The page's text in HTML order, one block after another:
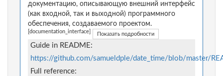
документацию, описывающую внешний интерфейс
(как входной, так и выходной) программного
обеспечения, создаваемого проектом.
[documentation_interface] Показать подробности
Guide in README:
https://github.com/samueldple/date_time/blob/master/
Full reference: